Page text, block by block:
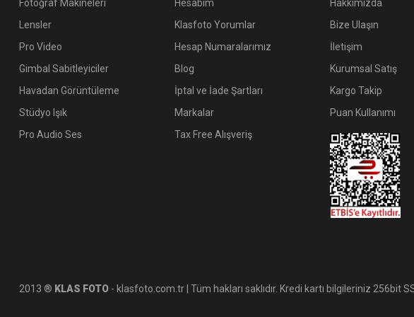
Fotoğraf Makineleri
Lensler
Pro Video
Gimbal Sabitleyiciler
Havadan Görüntüleme
Stüdyo Işık
Pro Audio Ses
Hesabım
Klasfoto Yorumlar
Hesap Numaralarımız
Blog
İptal ve İade Şartları
Markalar
Tax Free Alışveriş
Hakkımızda
Bize Ulaşın
İletişim
Kurumsal Satış
Kargo Takip
Puan Kullanımı
2013 ® KLAS FOTO - klasfoto.com.tr | Tüm hakları saklıdır. Kredi kartı bilgileriniz 256bit